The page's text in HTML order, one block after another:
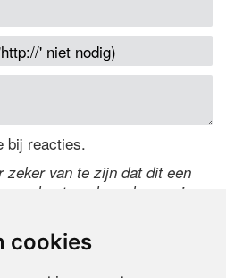
cookies
bij reacties.
van te zijn dat dit een
onderstaande code over in